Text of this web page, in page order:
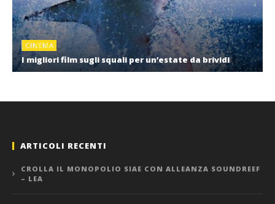
CINEMA
I migliori film sugli squali per un’estate da brividi
ARTICOLI RECENTI
CROLLA IL MONOPOLIO SIAE CON ALLEANZA SOUNDREEF
– LEA